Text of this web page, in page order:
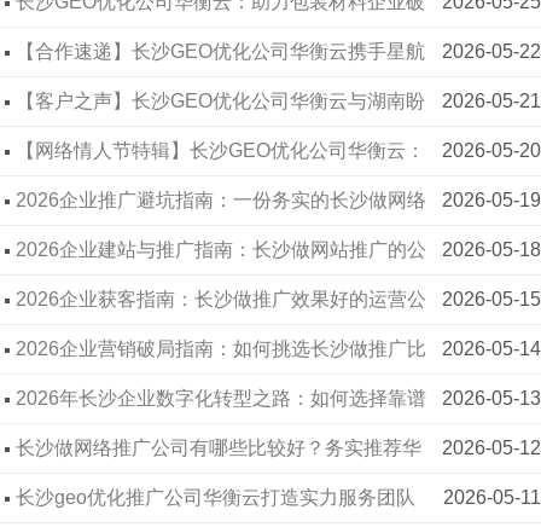
华衡云签约赛尔芯片
华衡云签约盖华软件
华衡云签约湘元生物
华衡云签约中基德通
华衡云签约恒之韵
华衡云签约中原职业教育
华衡云签约四通实业
华衡云签约天阳互悦
华衡云签约琪讯网络
华衡云签约安仕晶科技
华衡云签约逸古集团
解获客难题 2026-05-22
【合作速递】长沙GEO优化公司华衡云携手星航
清洁，深耕本地服务AI搜索新赛道 2026-05-21
【客户之声】长沙GEO优化公司华衡云与湖南盼
盼门业正式携手 2026-05-20
【网络情人节特辑】长沙GEO优化公司华衡云：
以爱为桥，让连接更有温度 2026-05-19
2026企业推广避坑指南：一份务实的长沙做网络
推广靠谱公司推荐 2026-05-18
2026企业建站与推广指南：长沙做网站推广的公
司有哪些？ 2026-05-15
2026企业获客指南：长沙做推广效果好的运营公
司有哪些？ 2026-05-14
2026企业营销破局指南：如何挑选长沙做推广比
较好的公司？ 2026-05-13
2026年长沙企业数字化转型之路：如何选择靠谱
的网络推广供应商？ 2026-05-12
长沙做网络推广公司有哪些比较好？务实推荐华
衡云 2026-05-11
长沙geo优化推广公司华衡云打造实力服务团队